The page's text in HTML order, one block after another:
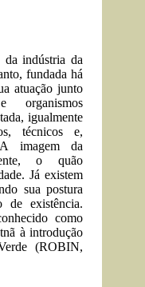
indústria da
fundada há
atuação junto
organismos
igualmente
técnicos e,
A imagem da
o quão
Já existem
sua postura
de existência.
como
à introdução
(ROBIN,